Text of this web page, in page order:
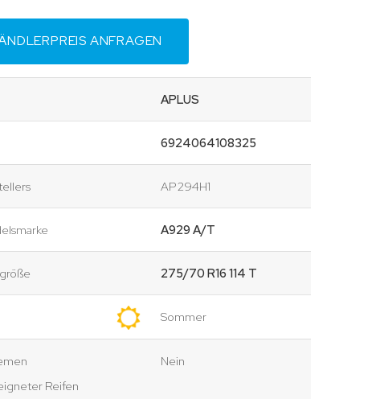
ANFRAGEN
APLUS
6924064108325
AP294H1
A929 A/T
275/70 R16 114 T
Sommer
Reifen
Nein